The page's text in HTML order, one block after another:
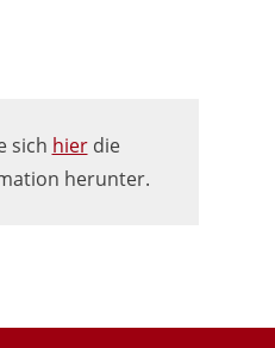
sich hierdie
herunter.